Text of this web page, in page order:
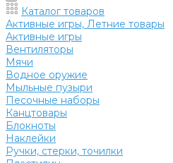
Каталог товаров
Активные игры, Летние товары
Активные игры
Вентиляторы
Мячи
Водное оружие
Мыльные пузыри
Песочные наборы
Канцтовары
Блокноты
Наклейки
Ручки, стерки, точилки